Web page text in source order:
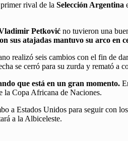
rival de la Selección Argentina
Petković no tuvieron una
sus atajadas mantuvo su arco en
realizó seis cambios con el fin de
se cerró para su zurda y remató a
que está en un gran momento.
la Copa Africana de Naciones.
a Estados Unidos para seguir con
a la Albiceleste.